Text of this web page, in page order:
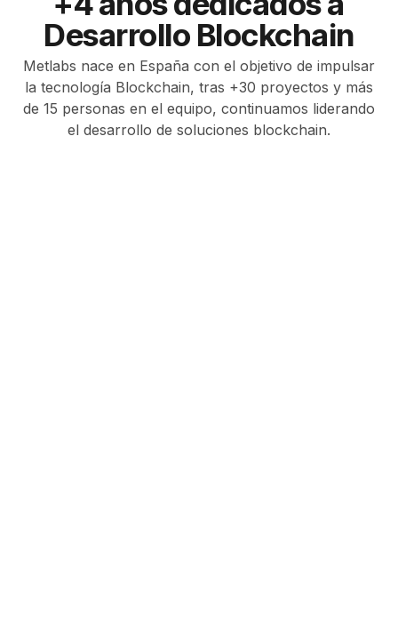
Desarrollo Blockchain
Metlabs nace en España con el objetivo de impulsar
la tecnología Blockchain, tras +30 proyectos y más
de 15 personas en el equipo, continuamos liderando
el desarrollo de soluciones blockchain.